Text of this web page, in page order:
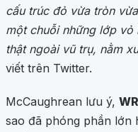
cấu trúc đỏ vừa tròn
một chuỗi những lớp vỏ
thật ngoài vũ trụ, nằm
viết trên Twitter.
McCaughrean lưu ý,
sao đã phóng phần lớn